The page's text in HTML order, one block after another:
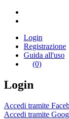
Login
Registrazione
Guida all'uso
(0)
Login
Accedi tramite
Accedi tramite